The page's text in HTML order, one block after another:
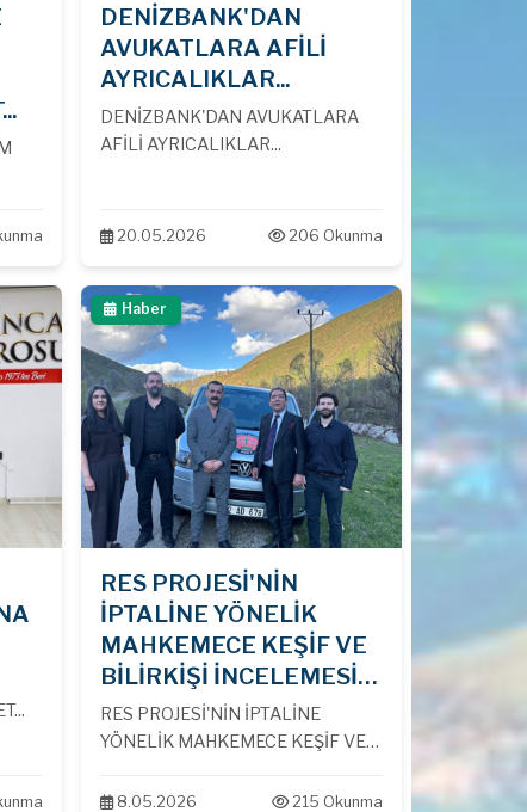
DENİZBANK'DAN
AVUKATLARA AFİLİ
AYRICALIKLAR...
DENİZBANK'DAN AVUKATLARA
AFİLİ AYRICALIKLAR...
20.05.2026 206 Okunma
Haber
RES PROJESİ'NİN
İPTALİNE YÖNELİK
MAHKEMECE KEŞİF VE
BİLİRKİŞİ İNCELEMESİ
İCRA EDİLDİ...
RES PROJESİ'NİN İPTALİNE
YÖNELİK MAHKEMECE KEŞİF VE
EDİLDİ...
8.05.2026 215 Okunma